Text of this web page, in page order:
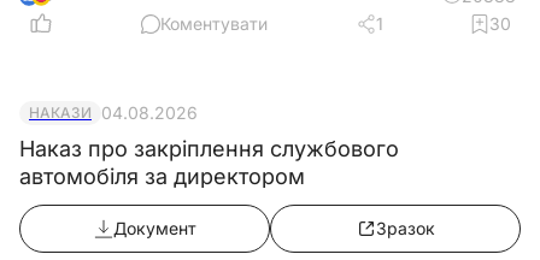
Коментувати
1 30
НАКАЗИ 04.08.2026
Наказ про закріплення службового
автомобіля за директором
Документ Зразок